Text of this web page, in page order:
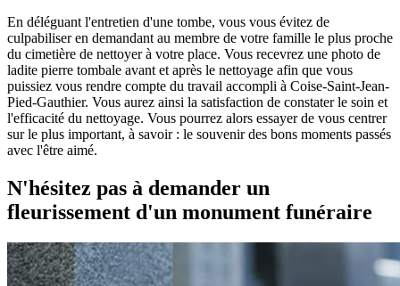
En déléguant l'entretien d'une tombe, vous vous évitez de
culpabiliser en demandant au membre de votre famille le plus proche
du cimetière de nettoyer à votre place. Vous recevrez une photo de
ladite pierre tombale avant et après le nettoyage afin que vous
puissiez vous rendre compte du travail accompli à Coise-Saint-Jean-
Pied-Gauthier. Vous aurez ainsi la satisfaction de constater le soin et
l'efficacité du nettoyage. Vous pourrez alors essayer de vous centrer
sur le plus important, à savoir : le souvenir des bons moments passés
avec l'être aimé.
N'hésitez pas à demander un
fleurissement d'un monument funéraire